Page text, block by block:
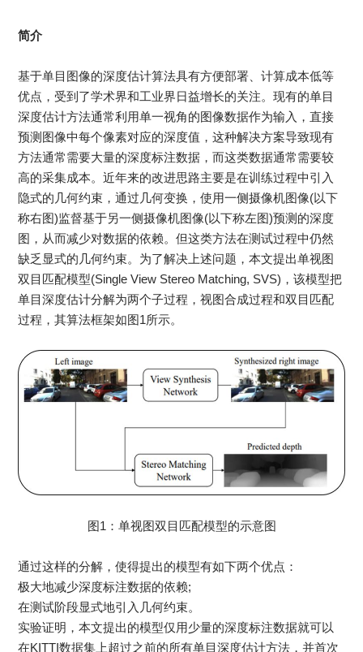
简介
基于单目图像的深度估计算法具有方便部署、计算成本低等
优点，受到了学术界和工业界日益增长的关注。现有的单目
深度估计方法通常利用单一视角的图像数据作为输入，直接
预测图像中每个像素对应的深度值，这种解决方案导致现有
方法通常需要大量的深度标注数据，而这类数据通常需要较
高的采集成本。近年来的改进思路主要是在训练过程中引入
隐式的几何约束，通过几何变换，使用一侧摄像机图像(以下
称右图)监督基于另一侧摄像机图像(以下称左图)预测的深度
图，从而减少对数据的依赖。但这类方法在测试过程中仍然
缺乏显式的几何约束。为了解决上述问题，本文提出单视图
双目匹配模型(Single View Stereo Matching, SVS)，该模型把
单目深度估计分解为两个子过程，视图合成过程和双目匹配
过程，其算法框架如图1所示。
图1：单视图双目匹配模型的示意图
通过这样的分解，使得提出的模型有如下两个优点：
极大地减少深度标注数据的依赖;
在测试阶段显式地引入几何约束。
实验证明，本文提出的模型仅用少量的深度标注数据就可以
在KITTI数据集上超过之前的所有单目深度估计方法，并首次